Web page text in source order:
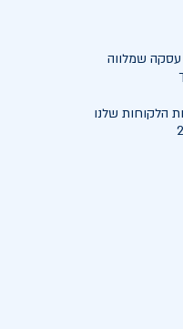
עסקה שמלווה
הלקוחות שלנו